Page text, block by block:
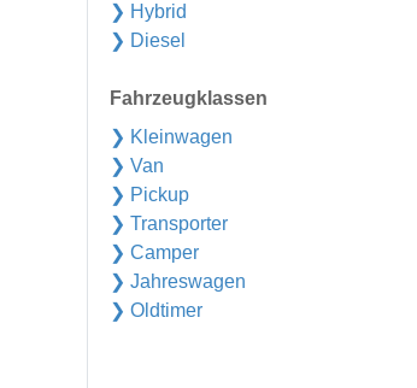
❯ Hybrid
❯ Diesel
Fahrzeugklassen
❯ Kleinwagen
❯ Van
❯ Pickup
❯ Transporter
❯ Camper
❯ Jahreswagen
❯ Oldtimer